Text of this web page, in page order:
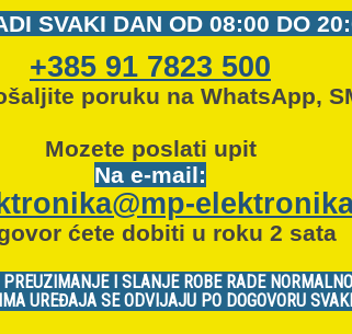
SVAKI DAN OD 08:00 DO
+385 91 7823 500
poruku na WhatsApp,
Mozete poslati upit
Na e-mail:
ćete dobiti u roku 2 sata
I SLANJE ROBE RADE
UREĐAJA SE ODVIJAJU PO DOGOVORU